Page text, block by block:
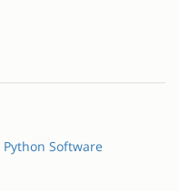
Python Software